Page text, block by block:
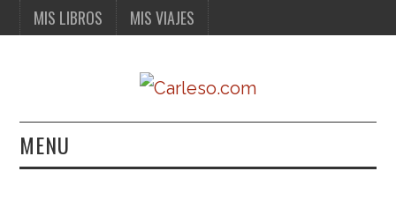
MIS LIBROS MIS VIAJES
MENU